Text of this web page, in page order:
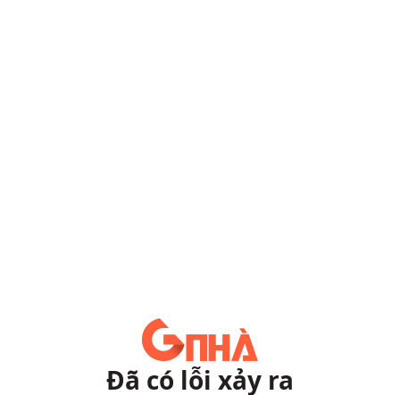
Đã có lỗi xảy ra